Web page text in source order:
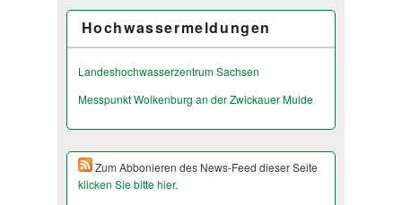
Hochwassermeldungen
Landeshochwas­serzentrum Sachsen
Messpunkt Wolkenburg an der Zwickauer Mulde
Zum Abbonieren des News-Feed dieser Seite
klicken Sie bitte hier.